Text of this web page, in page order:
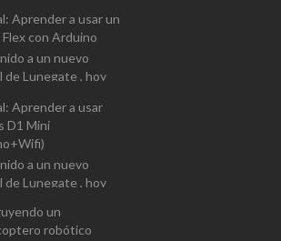
motores DC (L9110
H-Bridge). I...
Aprender a usar un
con Arduino
a un nuevo
Lunegate , hoy
un tanto
y que las
estarán...
Aprender a usar
D1 Mini
a un nuevo
Lunegate , hoy
equipado con un
Wifi. El Wemos D1
un
robótico